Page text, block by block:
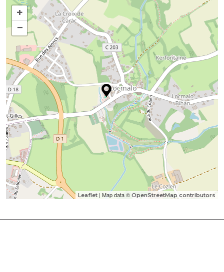
+
−
Leaflet | Map data © OpenStreetMap contributors